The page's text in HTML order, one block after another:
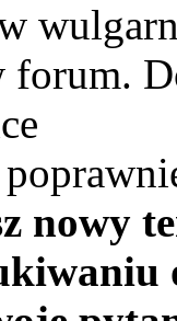
nowy